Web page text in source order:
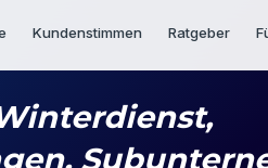
Kundenstimmen Ratgeber